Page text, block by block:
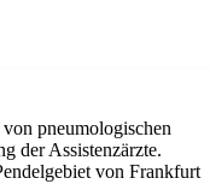
pneumologischen
der Assistenzärzte.
von Frankfurt